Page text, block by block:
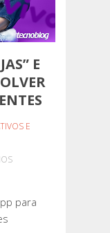
E
E
para